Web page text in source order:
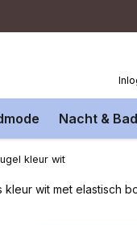
Nacht &
kleur wit
wit met elastisch